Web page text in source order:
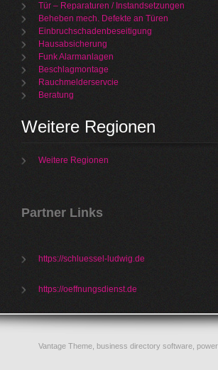
Tür – Reparaturen / Instandsetzungen
Beheben mech. Defekte an Türen
Einbruchschadenbeseitigung
Hausabsicherung
Funk Alarmanlagen
Beschlagmontage
Rauchmelderservcie
Beratung
Weitere Regionen
Weitere Regionen
Partner Links
https://schluessel-ludwig.de
https://oeffnungsdienst.de
Vantage Theme, business directory software,